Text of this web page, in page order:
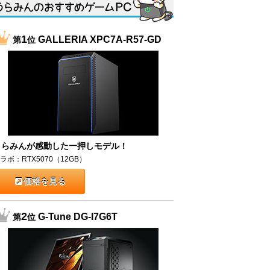
第1位GALLERIA XPC7A-R57-GD
みんが感動した一押しモデル！
ボ：RTX5070（12GB）
価格を見る
第2位G-Tune DG-I7G6T